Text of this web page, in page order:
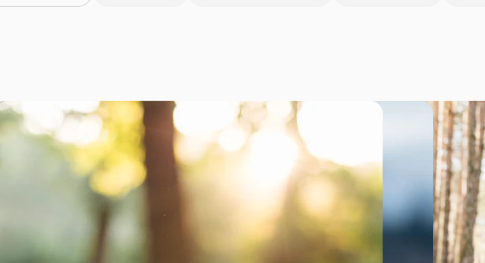
дизайн
Креативная платформа для создания
ваших лучших работ. Более 1 миллиона
подписчиков среди креаторов,
предприятий, агентств и студий.
Продукция
Spaces
ИИ-помощник
Генератор
Начать
Academy
Документация по
Пакету ИИ